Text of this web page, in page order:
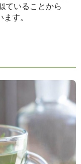
ていることから
す。